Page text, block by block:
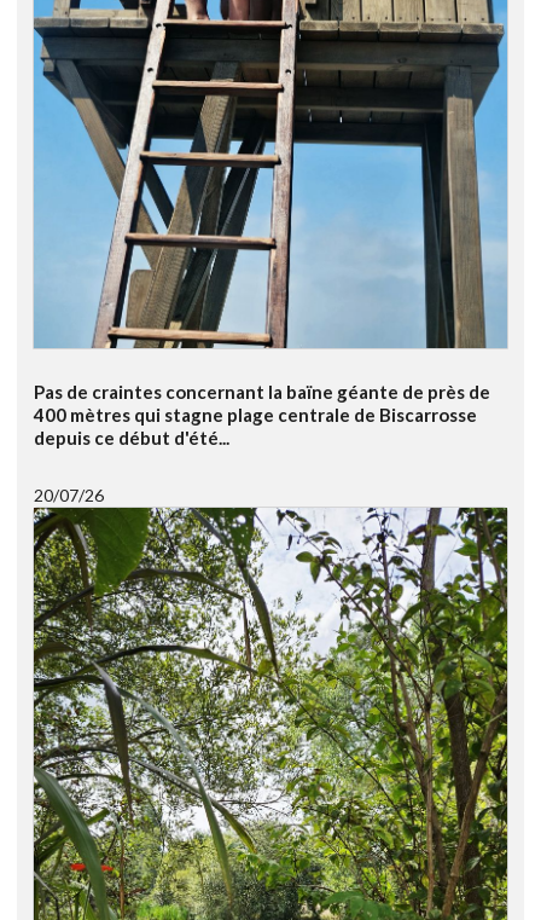
Pas de craintes concernant la baïne géante de près de
400 mètres qui stagne plage centrale de Biscarrosse
depuis ce début d'été...
20/07/26